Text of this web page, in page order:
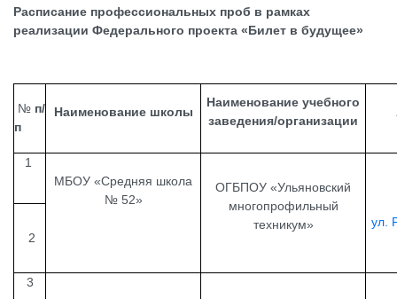
Расписание профессиональных проб в рамках
реализации Федерального проекта «Билет в будущее»
№ п/
п
Наименование школы
Наименование учебного
заведения/организации
1
МБОУ «Средняя школа
№ 52»
ОГБПОУ «Ульяновский
многопрофильный
техникум»
ул.
2
3